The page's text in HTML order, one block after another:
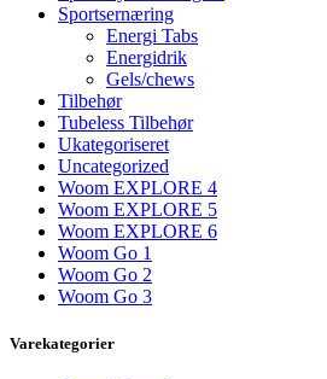
Sportsernæring
Energi Tabs
Energidrik
Gels/chews
Tilbehør
Tubeless Tilbehør
Ukategoriseret
Uncategorized
Woom EXPLORE 4
Woom EXPLORE 5
Woom EXPLORE 6
Woom Go 1
Woom Go 2
Woom Go 3
Varekategorier